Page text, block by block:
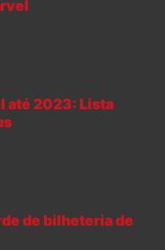
até 2023: Lista
de bilheteria de